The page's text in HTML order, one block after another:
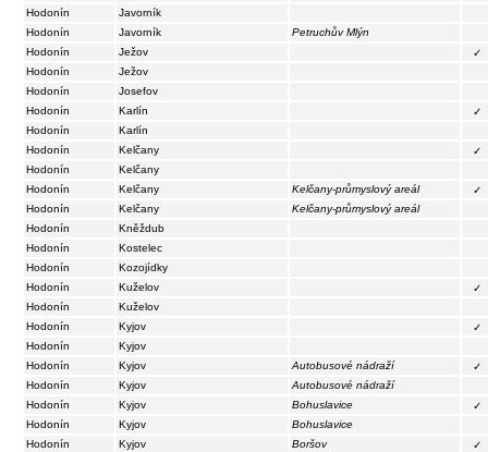
Hodonín
Javorník
Hodonín
Javorník
Petruchův Mlýn
Hodonín
Ježov
✓
Hodonín
Ježov
Hodonín
Josefov
Hodonín
Karlín
✓
Hodonín
Karlín
Hodonín
Kelčany
✓
Hodonín
Kelčany
Hodonín
Kelčany Kelčany-průmyslový areál
✓
Hodonín
Kelčany
Kelčany-průmyslový areál
Hodonín
Kněždub
Hodonín
Kostelec
Hodonín
Kozojídky
Hodonín
Kuželov
✓
Hodonín
Kuželov
Hodonín
Kyjov
✓
Hodonín
Kyjov
Hodonín
Kyjov Autobusové nádraží
✓
Hodonín
Kyjov
Autobusové nádraží
Hodonín
Kyjov Bohuslavice
✓
Hodonín
Kyjov
Bohuslavice
Hodonín
Kyjov Boršov
✓